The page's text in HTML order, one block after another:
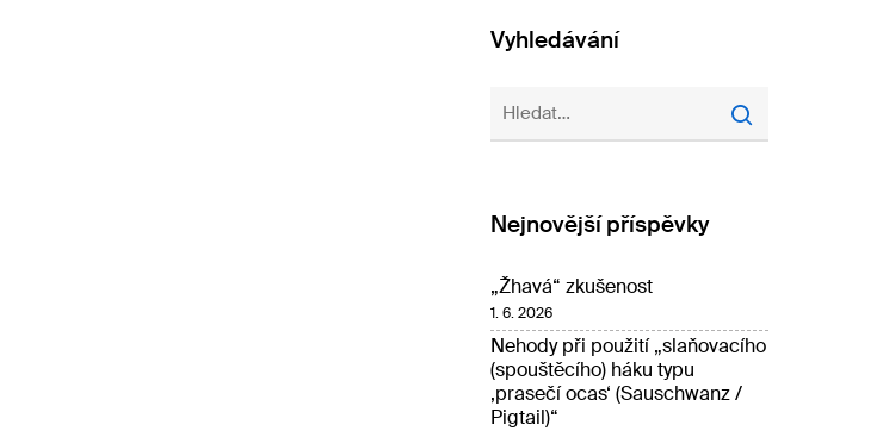
Vyhledávání
Nejnovější příspěvky
„Žhavá“ zkušenost
1. 6. 2026
Nehody při použití „slaňovacího
(spouštěcího) háku typu
‚prasečí ocas‘ (Sauschwanz /
Pigtail)“